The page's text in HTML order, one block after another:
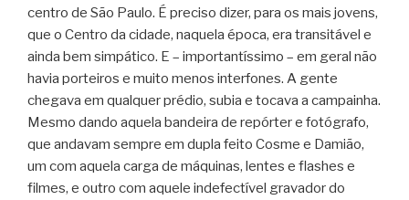
centro de São Paulo. É preciso dizer, para os mais jovens,
que o Centro da cidade, naquela época, era transitável e
ainda bem simpático. E – importantíssimo – em geral não
havia porteiros e muito menos interfones. A gente
chegava em qualquer prédio, subia e tocava a campainha.
Mesmo dando aquela bandeira de repórter e fotógrafo,
que andavam sempre em dupla feito Cosme e Damião,
um com aquela carga de máquinas, lentes e flashes e
filmes, e outro com aquele indefectível gravador do